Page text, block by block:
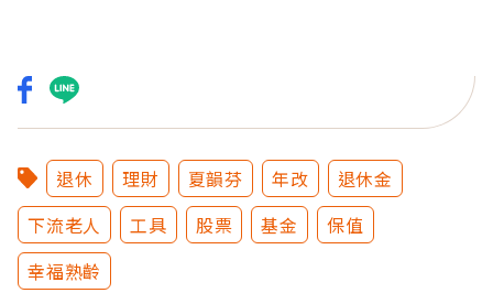
退休 理財 夏韻芬 年改
退休金
下流老人
工具 股票 基金
保值
幸福熟齡